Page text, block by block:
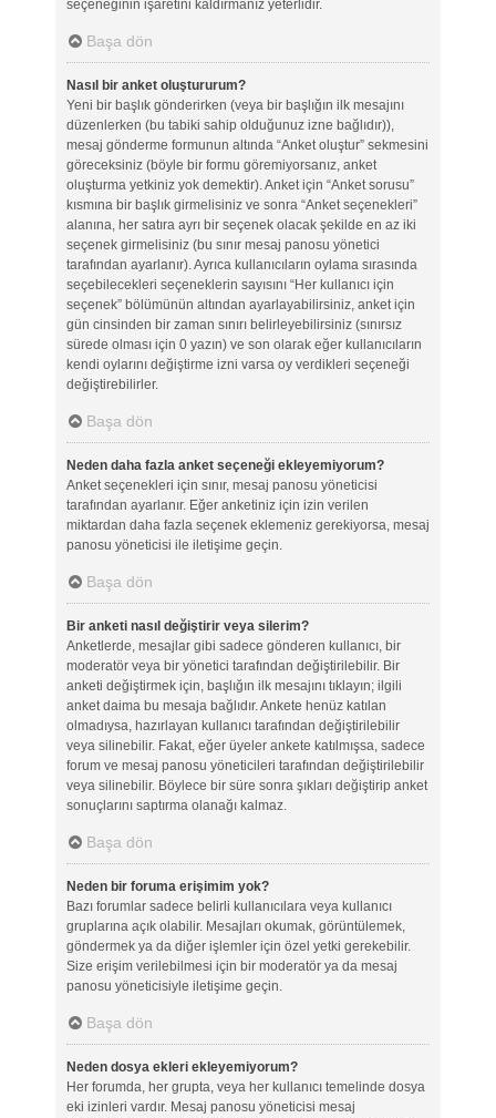
seçeneğinin işaretini kaldırmanız yeterlidir.
Başa dön
Nasıl bir anket oluştururum?
Yeni bir başlık gönderirken (veya bir başlığın ilk mesajını
düzenlerken (bu tabiki sahip olduğunuz izne bağlıdır)),
mesaj gönderme formunun altında “Anket oluştur” sekmesini
göreceksiniz (böyle bir formu göremiyorsanız, anket
oluşturma yetkiniz yok demektir). Anket için “Anket sorusu”
kısmına bir başlık girmelisiniz ve sonra “Anket seçenekleri”
alanına, her satıra ayrı bir seçenek olacak şekilde en az iki
seçenek girmelisiniz (bu sınır mesaj panosu yönetici
tarafından ayarlanır). Ayrıca kullanıcıların oylama sırasında
seçebilecekleri seçeneklerin sayısını “Her kullanıcı için
seçenek” bölümünün altından ayarlayabilirsiniz, anket için
gün cinsinden bir zaman sınırı belirleyebilirsiniz (sınırsız
sürede olması için 0 yazın) ve son olarak eğer kullanıcıların
kendi oylarını değiştirme izni varsa oy verdikleri seçeneği
değiştirebilirler.
Başa dön
Neden daha fazla anket seçeneği ekleyemiyorum?
Anket seçenekleri için sınır, mesaj panosu yöneticisi
tarafından ayarlanır. Eğer anketiniz için izin verilen
miktardan daha fazla seçenek eklemeniz gerekiyorsa, mesaj
panosu yöneticisi ile iletişime geçin.
Başa dön
Bir anketi nasıl değiştirir veya silerim?
Anketlerde, mesajlar gibi sadece gönderen kullanıcı, bir
moderatör veya bir yönetici tarafından değiştirilebilir. Bir
anketi değiştirmek için, başlığın ilk mesajını tıklayın; ilgili
anket daima bu mesaja bağlıdır. Ankete henüz katılan
olmadıysa, hazırlayan kullanıcı tarafından değiştirilebilir
veya silinebilir. Fakat, eğer üyeler ankete katılmışsa, sadece
forum ve mesaj panosu yöneticileri tarafından değiştirilebilir
veya silinebilir. Böylece bir süre sonra şıkları değiştirip anket
sonuçlarını saptırma olanağı kalmaz.
Başa dön
Neden bir foruma erişimim yok?
Bazı forumlar sadece belirli kullanıcılara veya kullanıcı
gruplarına açık olabilir. Mesajları okumak, görüntülemek,
göndermek ya da diğer işlemler için özel yetki gerekebilir.
Size erişim verilebilmesi için bir moderatör ya da mesaj
panosu yöneticisiyle iletişime geçin.
Başa dön
Neden dosya ekleri ekleyemiyorum?
Her forumda, her grupta, veya her kullanıcı temelinde dosya
eki izinleri vardır. Mesaj panosu yöneticisi mesaj